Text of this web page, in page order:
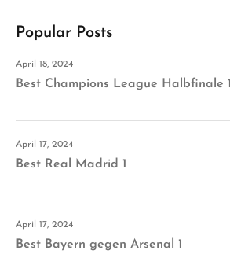
Popular Posts
April 18, 2024
Best Champions League Halbfinale 1
April 17, 2024
Best Real Madrid 1
April 17, 2024
Best Bayern gegen Arsenal 1